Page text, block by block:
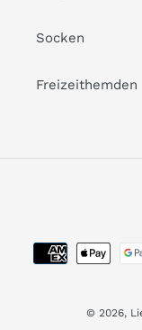
Socken
Freizeithemden
© 2026,